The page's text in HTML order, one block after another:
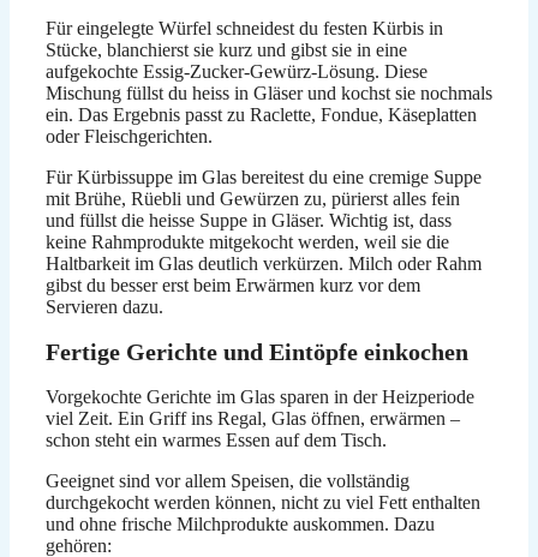
Für eingelegte Würfel schneidest du festen Kürbis in
Stücke, blanchierst sie kurz und gibst sie in eine
aufgekochte Essig-Zucker-Gewürz-Lösung. Diese
Mischung füllst du heiss in Gläser und kochst sie nochmals
ein. Das Ergebnis passt zu Raclette, Fondue, Käseplatten
oder Fleischgerichten.
Für Kürbissuppe im Glas bereitest du eine cremige Suppe
mit Brühe, Rüebli und Gewürzen zu, pürierst alles fein
und füllst die heisse Suppe in Gläser. Wichtig ist, dass
keine Rahmprodukte mitgekocht werden, weil sie die
Haltbarkeit im Glas deutlich verkürzen. Milch oder Rahm
gibst du besser erst beim Erwärmen kurz vor dem
Servieren dazu.
Fertige Gerichte und Eintöpfe einkochen
Vorgekochte Gerichte im Glas sparen in der Heizperiode
viel Zeit. Ein Griff ins Regal, Glas öffnen, erwärmen –
schon steht ein warmes Essen auf dem Tisch.
Geeignet sind vor allem Speisen, die vollständig
durchgekocht werden können, nicht zu viel Fett enthalten
und ohne frische Milchprodukte auskommen. Dazu
gehören: